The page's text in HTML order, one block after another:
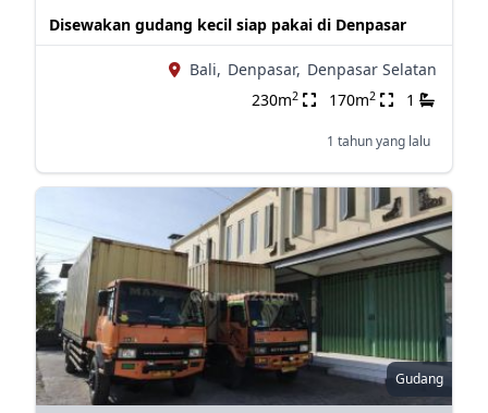
Disewakan gudang kecil siap pakai di Denpasar
Bali, Denpasar, Denpasar Selatan
230m2 170m2 1
1 tahun yang lalu
Gudang